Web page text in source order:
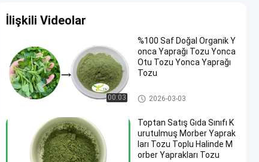
İlişkili Videolar
00:03
%100 Saf Doğal Organik Y
onca Yaprağı Tozu Yonca
Otu Tozu Yonca Yaprağı
Tozu
Süper Gıda Tozu
2026-03-03
Toptan Satış Gıda Sınıfı K
urutulmuş Morber Yaprak
ları Tozu Toplu Halinde M
orber Yaprakları Tozu